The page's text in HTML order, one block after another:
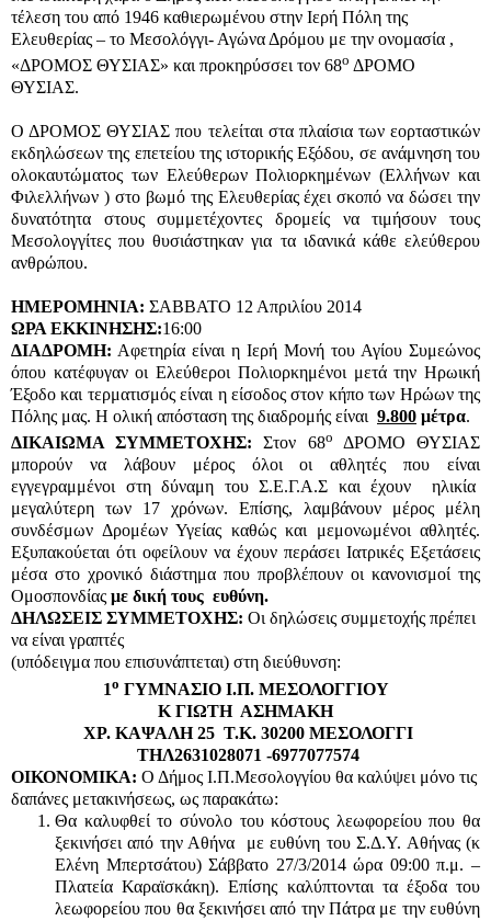
τέλεση του από 1946 καθιερωμένου στην Ιερή Πόλη της
Ελευθερίας – το Μεσολόγγι- Αγώνα Δρόμου με την ονομασία ,
«ΔΡΟΜΟΣ ΘΥΣΙΑΣ» και προκηρύσσει τον 68ο ΔΡΟΜΟ
ΘΥΣΙΑΣ.
Ο ΔΡΟΜΟΣ ΘΥΣΙΑΣ που τελείται στα πλαίσια των εορταστικών
εκδηλώσεων της επετείου της ιστορικής Εξόδου, σε ανάμνηση του
ολοκαυτώματος των Ελεύθερων Πολιορκημένων (Ελλήνων και
Φιλελλήνων ) στο βωμό της Ελευθερίας έχει σκοπό να δώσει την
δυνατότητα στους συμμετέχοντες δρομείς να τιμήσουν τους
Μεσολογγίτες που θυσιάστηκαν για τα ιδανικά κάθε ελεύθερου
ανθρώπου.
ΗΜΕΡΟΜΗΝΙΑ: ΣΑΒΒΑΤΟ 12 Απριλίου 2014
ΩΡΑ ΕΚΚΙΝΗΣΗΣ:16:00
ΔΙΑΔΡΟΜΗ: Αφετηρία είναι η Ιερή Μονή του Αγίου Συμεώνος
όπου κατέφυγαν οι Ελεύθεροι Πολιορκημένοι μετά την Ηρωική
Έξοδο και τερματισμός είναι η είσοδος στον κήπο των Ηρώων της
Πόλης μας. Η ολική απόσταση της διαδρομής είναι 9.800 μέτρα.
ΔΙΚΑΙΩΜΑ ΣΥΜΜΕΤΟΧΗΣ:Στον 68ο
ΔΡΟΜΟ ΘΥΣΙΑΣ
μπορούν να λάβουν μέρος όλοι οι αθλητές που είναι
εγγεγραμμένοι στη δύναμη του Σ.Ε.Γ.Α.Σ και έχουν ηλικία
μεγαλύτερη των 17 χρόνων. Επίσης, λαμβάνουν μέρος μέλη
συνδέσμων Δρομέων Υγείας καθώς και μεμονωμένοι αθλητές.
Εξυπακούεται ότι οφείλουν να έχουν περάσει Ιατρικές Εξετάσεις
μέσα στο χρονικό διάστημα που προβλέπουν οι κανονισμοί της
Ομοσπονδίας με δική τους ευθύνη.
ΔΗΛΩΣΕΙΣ ΣΥΜΜΕΤΟΧΗΣ: Οι δηλώσεις συμμετοχής πρέπει
να είναι γραπτές
(υπόδειγμα που επισυνάπτεται) στη διεύθυνση:
1ο ΓΥΜΝΑΣΙΟ Ι.Π. ΜΕΣΟΛΟΓΓΙΟΥ
Κ ΓΙΩΤΗ ΑΣΗΜΑΚΗ
ΧΡ. ΚΑΨΑΛΗ 25 Τ.Κ. 30200 ΜΕΣΟΛΟΓΓΙ
ΤΗΛ2631028071 -6977077574
ΟΙΚΟΝΟΜΙΚΑ: Ο Δήμος Ι.Π.Μεσολογγίου θα καλύψει μόνο τις
δαπάνες μετακινήσεως, ως παρακάτω:
Θα καλυφθεί το σύνολο του κόστους λεωφορείου που θα
ξεκινήσει από την Αθήνα με ευθύνη του Σ.Δ.Υ. Αθήνας (κ
Ελένη Μπερτσάτου) Σάββατο 27/3/2014 ώρα 09:00 π.μ. –
Πλατεία Καραϊσκάκη). Επίσης καλύπτονται τα έξοδα του
λεωφορείου που θα ξεκινήσει από την Πάτρα με την ευθύνη